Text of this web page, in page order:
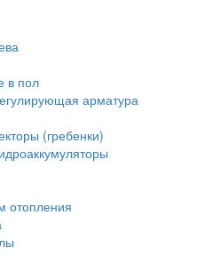
в пол
арматура
(гребенки)
отопления